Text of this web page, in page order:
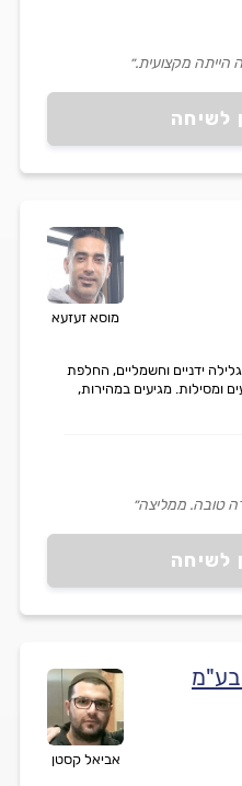
לשיחה
הייתה מקצועית.״
מוסא זעזעא
לשיחה
ידניים וחשמליים, החלפת
ומסילות. מגיעים במהירות,
טובה. ממליצה״
אביאל קסטן
בע"מ